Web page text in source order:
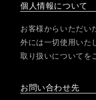
個人情報について
お客様からいただい
外には一切使用いた
取り扱いについてを
お問い合わせ先